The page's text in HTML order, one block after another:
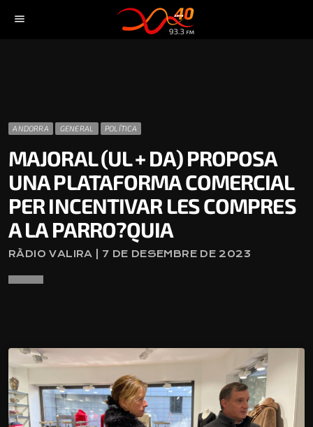
menu
ANDORRA GENERAL POLÍTICA
MAJORAL (UL + DA) PROPOSA
UNA PLATAFORMA COMERCIAL
PER INCENTIVAR LES COMPRES
A LA PARRO?QUIA
RÀDIO VALIRA | 7 DE DESEMBRE DE 2023